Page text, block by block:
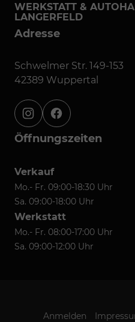
WERKSTATT &
LANGERFELD
Adresse
Schwelmer Str. 149-153
42389 Wuppertal
instagramfacebook
Öffnungszeiten
Verkauf
Mo.- Fr. 09:00-18:30 Uhr
Sa. 09:00-18:00 Uhr
Werkstatt
Mo.- Fr. 08:00-17:00 Uhr
Sa. 09:00-12:00 Uhr
Anmelden